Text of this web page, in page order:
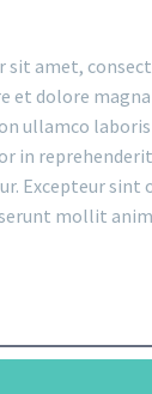
sit amet,
et dolore
ullamco
in
Excepteur sint
mollit